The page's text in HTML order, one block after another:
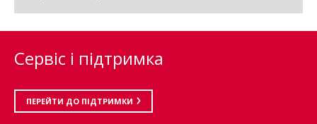
Сервіс і підтримка
ПЕРЕЙТИ ДО ПІДТРИМКИ